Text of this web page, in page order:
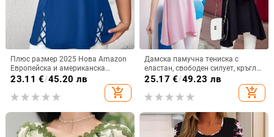
Плюс размер 2025 Нова Amazon
Европейска и американска
трансгранична дамска лятна
европейска и американска секси
тениска с V-образно деколте и
ръкав
23.11 €/45.20 лв
add_shopping_cart
Дамска памучна тениска с
еластан, свободен силует, кръгло
деколте, къси ръкави, средна
25.17 €/49.23 лв
add_shopping_cart